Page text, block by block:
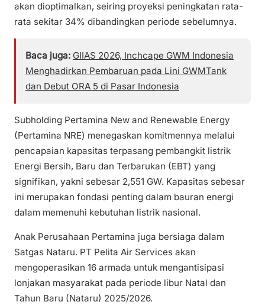
akan dioptimalkan, seiring proyeksi peningkatan rata-
rata sekitar 34% dibandingkan periode sebelumnya.
Baca juga: GIIAS 2026, Inchcape GWM Indonesia
Menghadirkan Pembaruan pada Lini GWMTank
dan Debut ORA 5 di Pasar Indonesia
Subholding Pertamina New and Renewable Energy
(Pertamina NRE) menegaskan komitmennya melalui
pencapaian kapasitas terpasang pembangkit listrik
Energi Bersih, Baru dan Terbarukan (EBT) yang
signifikan, yakni sebesar 2,551 GW. Kapasitas sebesar
ini merupakan fondasi penting dalam bauran energi
dalam memenuhi kebutuhan listrik nasional.
Anak Perusahaan Pertamina juga bersiaga dalam
Satgas Nataru. PT Pelita Air Services akan
mengoperasikan 16 armada untuk mengantisipasi
lonjakan masyarakat pada periode libur Natal dan
Tahun Baru (Nataru) 2025/2026.